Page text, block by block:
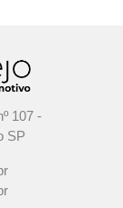
107 -
SP